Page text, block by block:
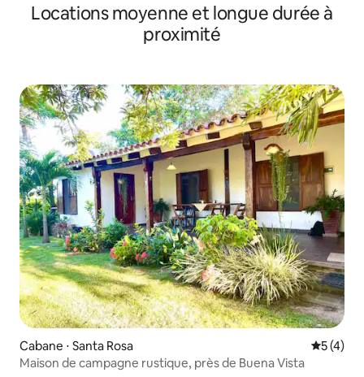
Locations moyenne et longue durée à
proximité
Cabane ⋅ Santa Rosa
5 (4)
Maison de campagne rustique, près de Buena Vista